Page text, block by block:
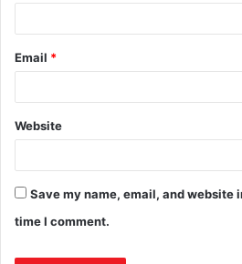
Email *
Website
Save my name, email, and website
time I comment.